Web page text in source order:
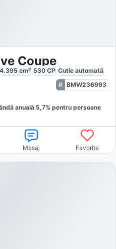
Coupe
4.395 cm³ 530 CP Cutie automată
BMW236993
anuală 5,7% pentru persoane
Mesaj Favorite